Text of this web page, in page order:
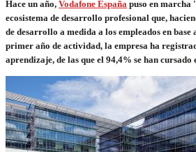
Hace un año, Vodafone España puso en
ecosistema de desarrollo profesional que,
de desarrollo a medida a los empleados en base
primer año de actividad, la empresa ha
aprendizaje, de las que el 94,4% se han